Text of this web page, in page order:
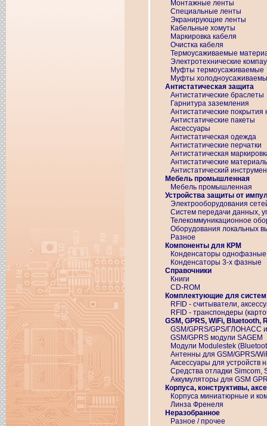
Монтажные ленты
Специальные ленты
Экранирующие ленты
Кабельные хомуты
Маркировка кабеля
Очистка кабеля
Термоусаживаемые
Электротехнические
Муфты термоусаживаемые
Муфты
Антистатическая защита
Антистатические браслеты
Гарнитура заземления
Антистатические покрытия
Антистатические пакеты
Аксессуары
Антистатическая одежда
Антистатические перчатки
Антистатическая
Антистатические
Антистатический
Мебель промышленная
Мебель промышленная
Устройства защиты от
Электрооборудования
Систем передачи данных,
Телекоммуникационное
Оборудования локальных
Разное
Компоненты для КРМ
Конденсаторы однофазные
Конденсаторы 3-х фазные
Справочники
Книги
CD-ROM
Комплектующие для
RFID - считыватели,
RFID - транспондеры
GSM, GPRS, WiFi,
GSM/GPRS/GPS/ГЛОНАСС
GSM/GPRS модули SAGEM
Модули Modulestek
Антенны для GSM/GPRS/
Аксессуары для устройств
Средства отладки Simcom,
Аккумуляторы для GSM
Корпуса, конструктивы,
Корпуса миниатюрные и
Линза Френеля
Неразобранное
Разное / прочее